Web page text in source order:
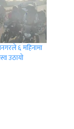
६ महिनामा
उठायो